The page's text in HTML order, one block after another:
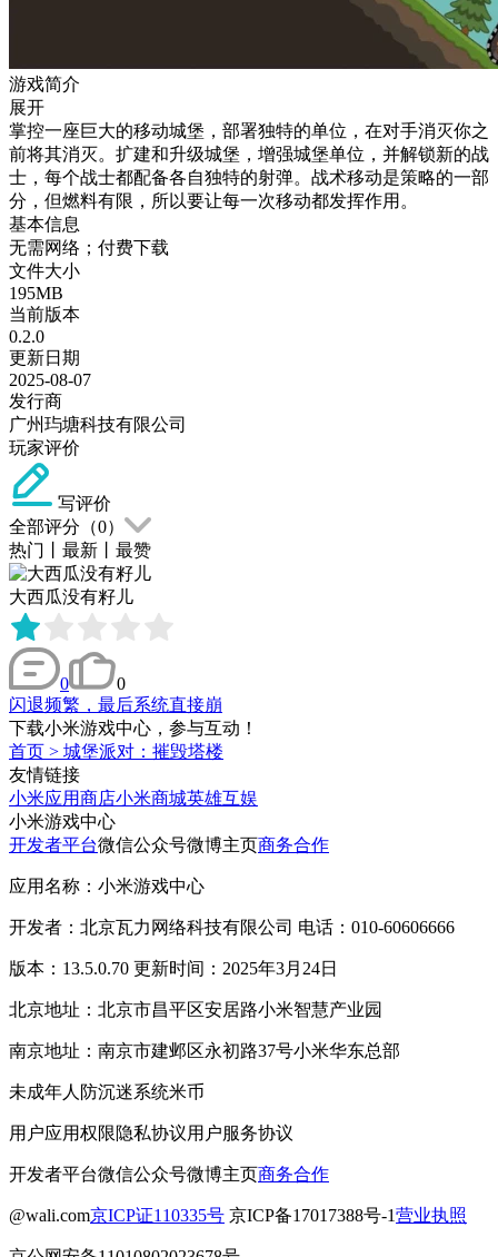
游戏简介
展开
掌控一座巨大的移动城堡，部署独特的单位，在对手消灭你之
前将其消灭。扩建和升级城堡，增强城堡单位，并解锁新的战
士，每个战士都配备各自独特的射弹。战术移动是策略的一部
分，但燃料有限，所以要让每一次移动都发挥作用。
基本信息
无需网络；付费下载
文件大小
195MB
当前版本
0.2.0
更新日期
2025-08-07
发行商
广州玙塘科技有限公司
玩家评价
写评价
全部评分（0）
热门
最新 最赞
大西瓜没有籽儿
0
0
闪退频繁，最后系统直接崩
下载小米游戏中心，参与互动！
首页 > 城堡派对：摧毁塔楼
友情链接
小米应用商店小米商城英雄互娱
小米游戏中心
开发者平台微信公众号微博主页商务合作
应用名称：小米游戏中心
开发者：北京瓦力网络科技有限公司 电话：010-60606666
版本：13.5.0.70 更新时间：2025年3月24日
北京地址：北京市昌平区安居路小米智慧产业园
南京地址：南京市建邺区永初路37号小米华东总部
未成年人防沉迷系统米币
用户应用权限隐私协议用户服务协议
开发者平台微信公众号微博主页商务合作
@wali.com京ICP证110335号 京ICP备17017388号-1营业执照